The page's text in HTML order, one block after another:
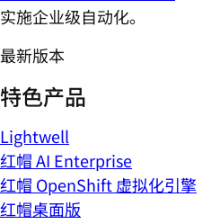
实施企业级自动化。
最新版本
特色产品
Lightwell
红帽 AI Enterprise
红帽 OpenShift 虚拟化引擎
红帽桌面版